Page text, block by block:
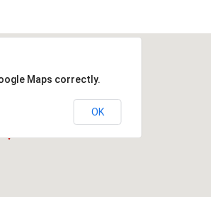
Maps correctly.
OK